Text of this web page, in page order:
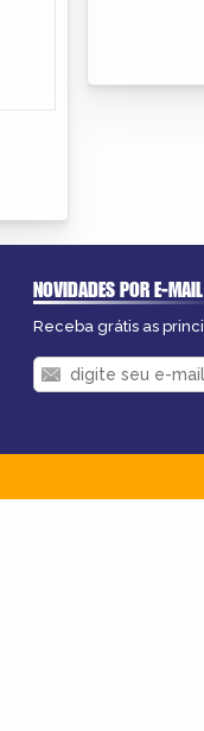
NOVIDADES POR E-MAIL
Receba grátis as